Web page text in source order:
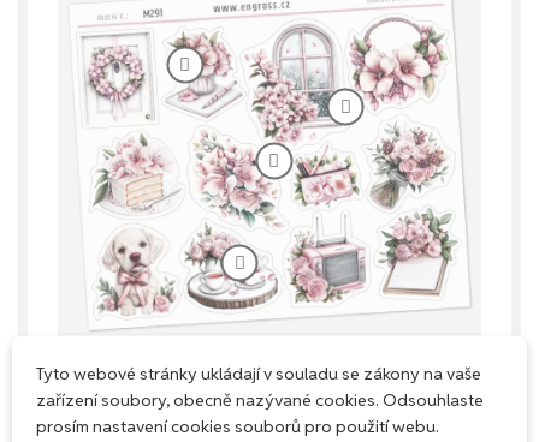
Tyto webové stránky ukládají v souladu se zákony na vaše
zařízení soubory, obecně nazývané cookies. Odsouhlaste
prosím nastavení cookies souborů pro použití webu.